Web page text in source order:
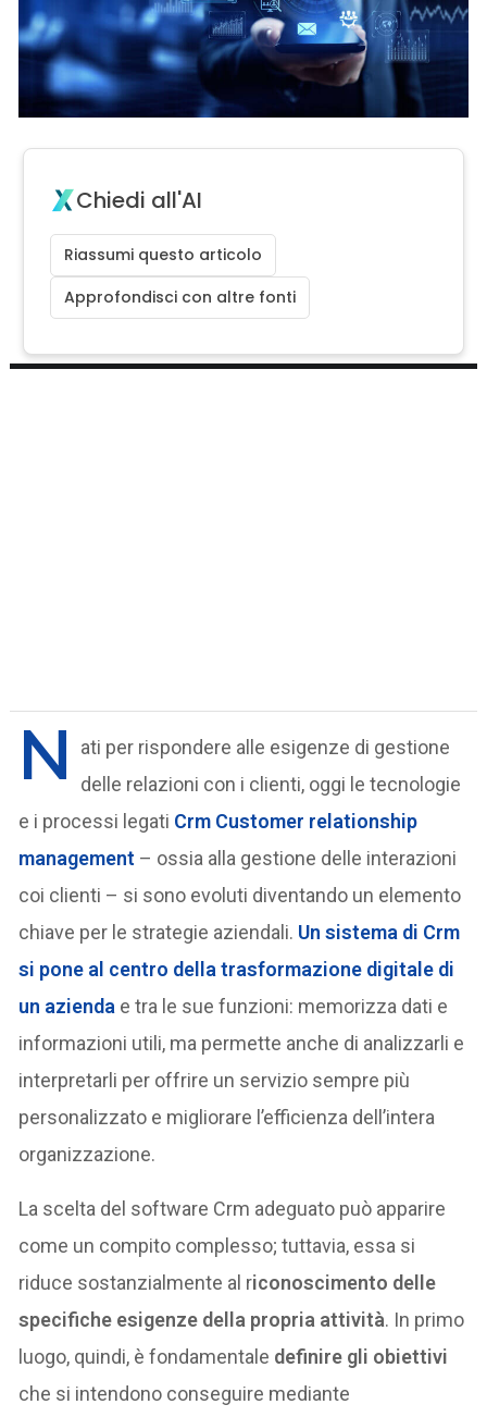
Chiedi all'AI
Riassumi questo articolo
Approfondisci con altre fonti
N
ati per rispondere alle esigenze di gestione
delle relazioni con i clienti, oggi le tecnologie
e i processi legati Crm Customer relationship
management – ossia alla gestione delle interazioni
coi clienti – si sono evoluti diventando un elemento
chiave per le strategie aziendali. Un sistema di Crm
si pone al centro della trasformazione digitale di
un azienda e tra le sue funzioni: memorizza dati e
informazioni utili, ma permette anche di analizzarli e
interpretarli per offrire un servizio sempre più
personalizzato e migliorare l’efficienza dell’intera
organizzazione.
La scelta del software Crm adeguato può apparire
come un compito complesso; tuttavia, essa si
riduce sostanzialmente al riconoscimento delle
specifiche esigenze della propria attività. In primo
luogo, quindi, è fondamentale definire gli obiettivi
che si intendono conseguire mediante